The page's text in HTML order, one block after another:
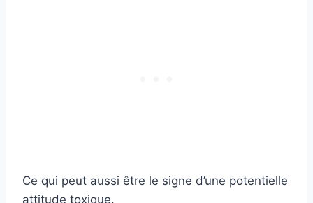
Ce qui peut aussi être le signe d’une potentielle
attitude toxique.